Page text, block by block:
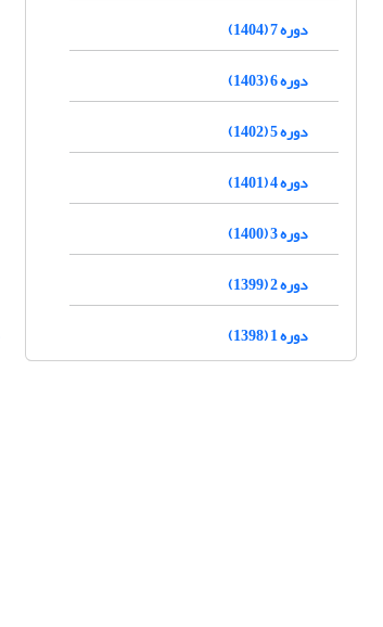
دوره 7 (1404)
دوره 6 (1403)
دوره 5 (1402)
دوره 4 (1401)
دوره 3 (1400)
دوره 2 (1399)
دوره 1 (1398)